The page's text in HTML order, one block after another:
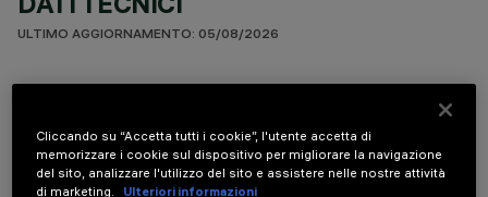
ULTIMO AGGIORNAMENTO: 05/08/2026
Apparecchio miniaturizzato lineare ad incasso per sorgenti
LED. Sistema ottico asimmetrico specializzato per ottenere
una efficace distribuzione sulla parete, evitando zone d’ombra
Cliccando su “Accetta tutti i cookie”, l'utente accetta di
memorizzare i cookie sul dispositivo per migliorare la navigazione
del sito, analizzare l'utilizzo del sito e assistere nelle nostre attività
di marketing.
Ulteriori informazioni